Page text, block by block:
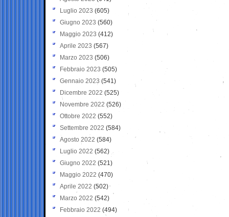
Luglio 2023 (605)
Giugno 2023 (560)
Maggio 2023 (412)
Aprile 2023 (567)
Marzo 2023 (506)
Febbraio 2023 (505)
Gennaio 2023 (541)
Dicembre 2022 (525)
Novembre 2022 (526)
Ottobre 2022 (552)
Settembre 2022 (584)
Agosto 2022 (584)
Luglio 2022 (562)
Giugno 2022 (521)
Maggio 2022 (470)
Aprile 2022 (502)
Marzo 2022 (542)
Febbraio 2022 (494)